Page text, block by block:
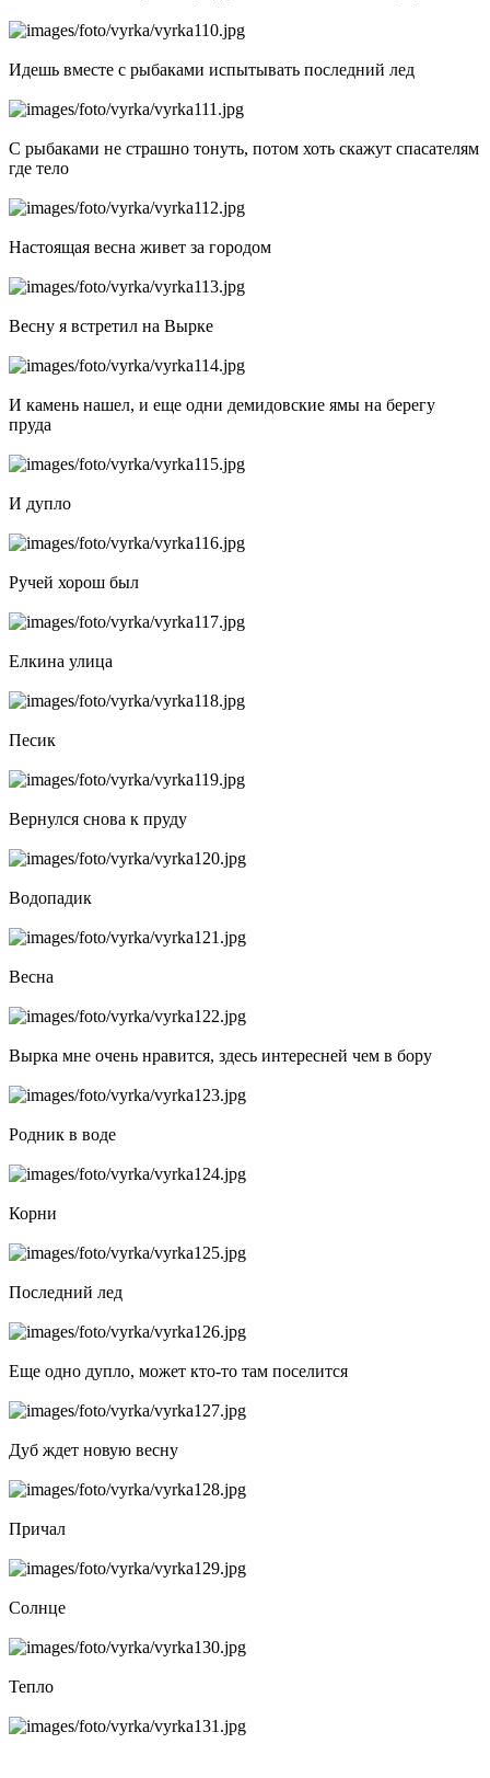
Идешь вместе с рыбаками испытывать последний лед
С рыбаками не страшно тонуть, потом хоть скажут спасателям
где тело
Настоящая весна живет за городом
Весну я встретил на Вырке
И камень нашел, и еще одни демидовские ямы на берегу
пруда
И дупло
Ручей хорош был
Елкина улица
Песик
Вернулся снова к пруду
Водопадик
Весна
Вырка мне очень нравится, здесь интересней чем в бору
Родник в воде
Корни
Последний лед
Еще одно дупло, может кто-то там поселится
Дуб ждет новую весну
Причал
Солнце
Тепло